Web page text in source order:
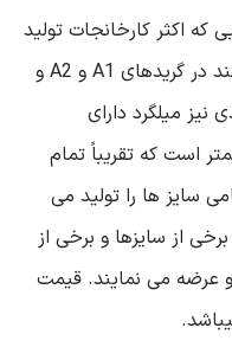
که اکثر کارخانجات تولید
در گریدهای
و
و
نیز میلگرد دارای
است که تقریباً تمام
سایز ها را تولید می
از سایزها و برخی از
عرضه می نمایند. قیمت
.